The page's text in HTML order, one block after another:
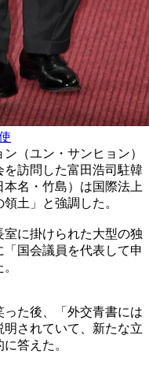
（ユン・サンヒョン）
訪問した富田浩司駐韓
名・竹島）は国際法上
土」と強調した。
に掛けられた大型の独
国会議員を代表して申
た後、「外交青書には
されていて、新たな立
答えた。